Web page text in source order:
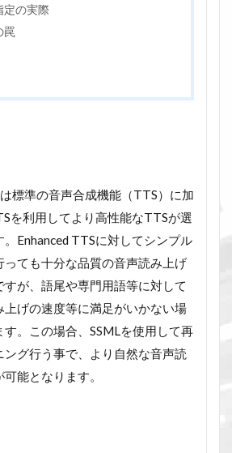
定の実際
罠
標準の音声合成機能（TTS）に加
を利用してより高性能なTTSが選
Enhanced TTSに対してシンプル
っても十分な品質の音声読み上げ
すが、語尾や専門用語等に対して
上げの速度等に満足がいかない場
。この場合、SSMLを使用して再
ング行う事で、より自然な音声読
能となります。